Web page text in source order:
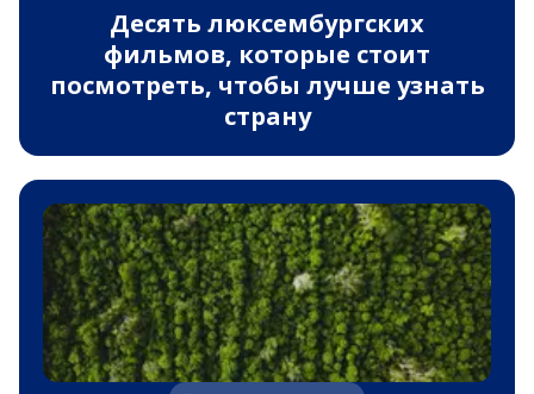
Десять люксембургских
фильмов, которые стоит
посмотреть, чтобы лучше узнать
страну